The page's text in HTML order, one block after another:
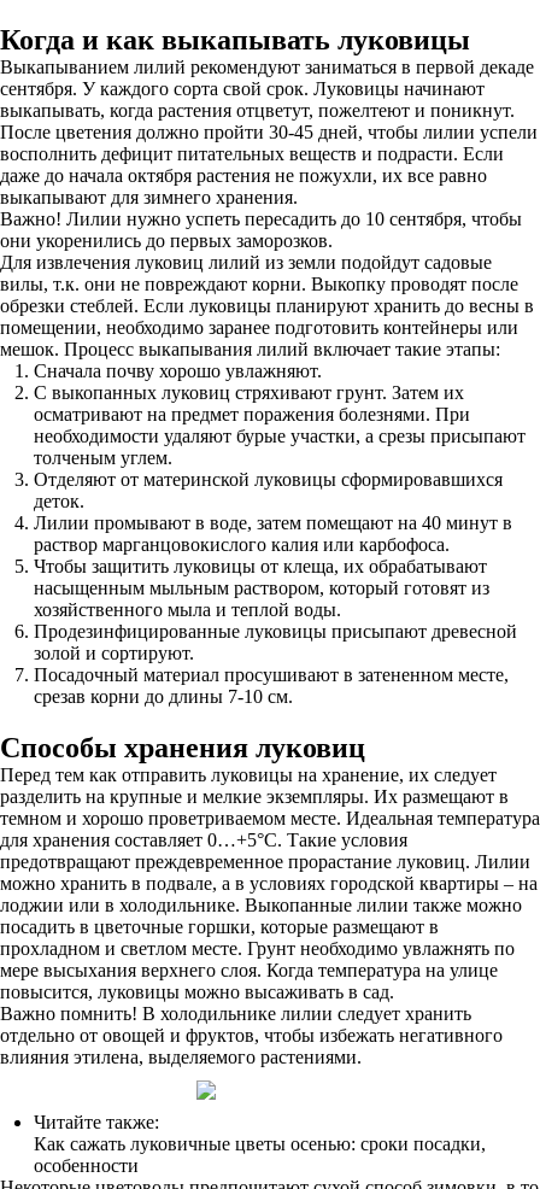
Когда и как выкапывать луковицы
Выкапыванием лилий рекомендуют заниматься в первой декаде
сентября. У каждого сорта свой срок. Луковицы начинают
выкапывать, когда растения отцветут, пожелтеют и поникнут.
После цветения должно пройти 30-45 дней, чтобы лилии успели
восполнить дефицит питательных веществ и подрасти. Если
даже до начала октября растения не пожухли, их все равно
выкапывают для зимнего хранения.
Важно! Лилии нужно успеть пересадить до 10 сентября, чтобы
они укоренились до первых заморозков.
Для извлечения луковиц лилий из земли подойдут садовые
вилы, т.к. они не повреждают корни. Выкопку проводят после
обрезки стеблей. Если луковицы планируют хранить до весны в
помещении, необходимо заранее подготовить контейнеры или
мешок. Процесс выкапывания лилий включает такие этапы:
Сначала почву хорошо увлажняют.
С выкопанных луковиц стряхивают грунт. Затем их
осматривают на предмет поражения болезнями. При
необходимости удаляют бурые участки, а срезы присыпают
толченым углем.
Отделяют от материнской луковицы сформировавшихся
деток.
Лилии промывают в воде, затем помещают на 40 минут в
раствор марганцовокислого калия или карбофоса.
Чтобы защитить луковицы от клеща, их обрабатывают
насыщенным мыльным раствором, который готовят из
хозяйственного мыла и теплой воды.
Продезинфицированные луковицы присыпают древесной
золой и сортируют.
Посадочный материал просушивают в затененном месте,
срезав корни до длины 7-10 см.
Способы хранения луковиц
Перед тем как отправить луковицы на хранение, их следует
разделить на крупные и мелкие экземпляры. Их размещают в
темном и хорошо проветриваемом месте. Идеальная температура
для хранения составляет 0…+5°С. Такие условия
предотвращают преждевременное прорастание луковиц. Лилии
можно хранить в подвале, а в условиях городской квартиры – на
лоджии или в холодильнике. Выкопанные лилии также можно
посадить в цветочные горшки, которые размещают в
прохладном и светлом месте. Грунт необходимо увлажнять по
мере высыхания верхнего слоя. Когда температура на улице
повысится, луковицы можно высаживать в сад.
Важно помнить! В холодильнике лилии следует хранить
отдельно от овощей и фруктов, чтобы избежать негативного
влияния этилена, выделяемого растениями.
Читайте также:
Как сажать луковичные цветы осенью: сроки посадки,
особенности